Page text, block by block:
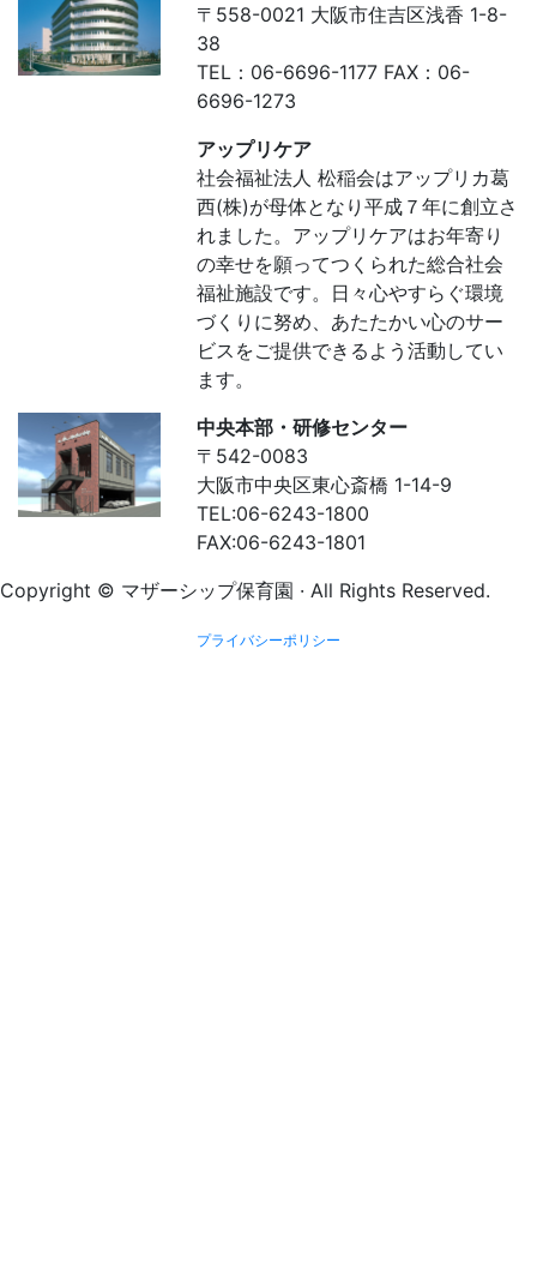
〒558-0021 大阪市住吉区浅香 1-8-
38
TEL：06-6696-1177 FAX：06-
6696-1273
アップリケア
社会福祉法人 松稲会はアップリカ葛
西(株)が母体となり平成７年に創立さ
れました。アップリケアはお年寄り
の幸せを願ってつくられた総合社会
福祉施設です。日々心やすらぐ環境
づくりに努め、あたたかい心のサー
ビスをご提供できるよう活動してい
ます。
中央本部・研修センター
〒542-0083
大阪市中央区東心斎橋 1-14-9
TEL:06-6243-1800
FAX:06-6243-1801
Copyright © マザーシップ保育園 · All Rights Reserved.
プライバシーポリシー